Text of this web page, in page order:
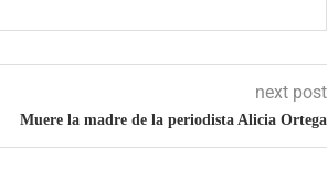
next post
Muere la madre de la periodista Alicia Ortega